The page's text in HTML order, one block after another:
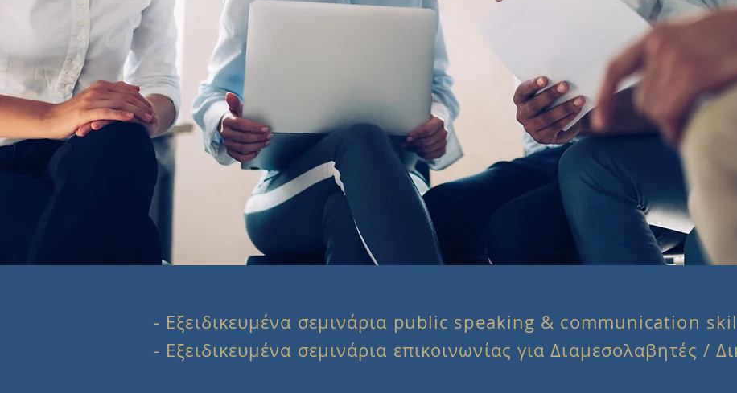
- Εξειδικευμένα σεμινάρια public speaking & communication
- Εξειδικευμένα σεμινάρια επικοινωνίας για Διαμεσολαβητές /